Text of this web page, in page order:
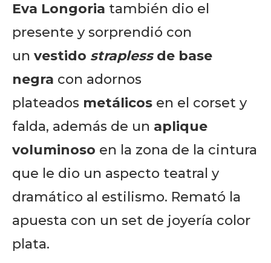
Eva Longoria también dio el
presente y sorprendió con
un vestido straplessde base
negra con adornos
plateados metálicos en el corset y
falda, además de un aplique
voluminoso en la zona de la cintura
que le dio un aspecto teatral y
dramático al estilismo. Remató la
apuesta con un set de joyería color
plata.